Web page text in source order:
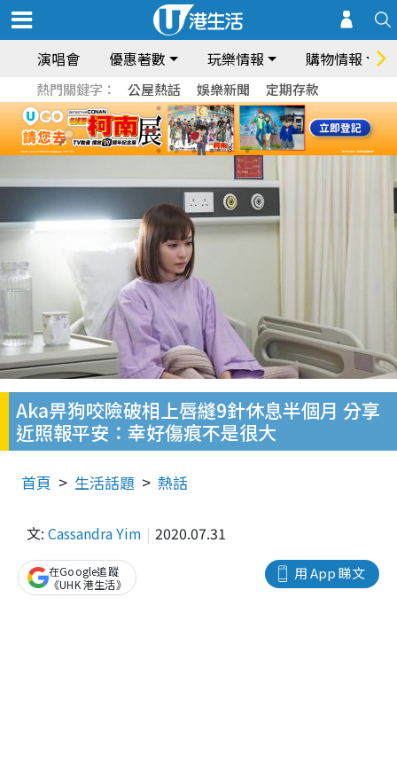
演唱會 優惠著數 玩樂情報 購物情報
熱門關鍵字： 公屋熱話 娛樂新聞 定期存款
Aka畀狗咬險破相上唇縫9針休息半個月 分享
近照報平安：幸好傷痕不是很大
首頁 生活話題 熱話
文: Cassandra Yim 2020.07.31
用 App 睇文
在Google追蹤
《UHK 港生活》